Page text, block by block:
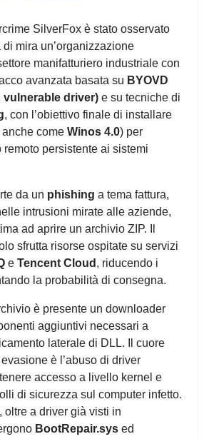
SilverFox è stato osservato
mira un’organizzazione
manifatturiero industriale con
avanzata basata su BYOVD
driver) e su tecniche di
, con l’obiettivo finale di installare
anche come Winos 4.0) per
remoto persistente ai sistemi
da un phishing a tema fattura,
intrusioni mirate alle aziende,
ad aprire un archivio ZIP. Il
sfrutta risorse ospitate su servizi
e Tencent Cloud , riducendo i
la probabilità di consegna.
è presente un downloader
aggiuntivi necessari a
laterale di DLL. Il cuore
è l’abuso di driver
accesso a livello kernel e
di sicurezza sul computer infetto.
oltre a driver già visti in
BootRepair.sys ed